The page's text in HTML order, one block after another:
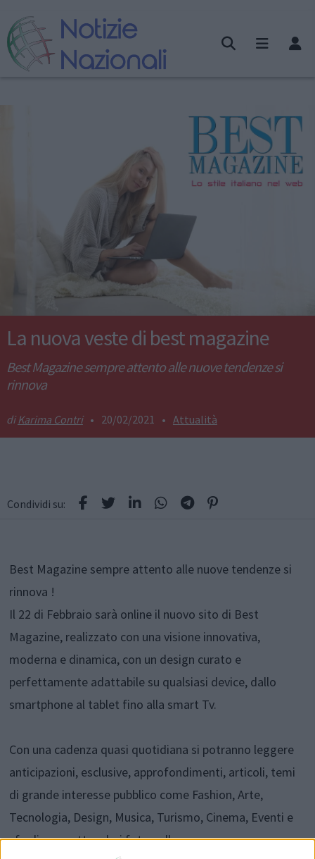
La nuova veste di best magazine
Best Magazine sempre attento alle nuove tendenze si
rinnova
Karima Contri • 20/02/2021 • Attualità
Condividi su:
Best Magazine sempre attento alle nuove tendenze si
rinnova !
Il 22 di Febbraio sarà online il nuovo sito di Best
Magazine, realizzato con una visione innovativa,
moderna e dinamica, con un design curato e
perfettamente adattabile su qualsiasi device, dallo
smartphone al tablet fino alla smart Tv.
Con una cadenza quasi quotidiana si potranno leggere
anticipazioni, esclusive, approfondimenti, articoli, temi
di grande interesse pubblico come Fashion, Arte,
Tecnologia, Design, Musica, Turismo, Cinema, Eventi e
sfogliare spettacolari foto gallery.